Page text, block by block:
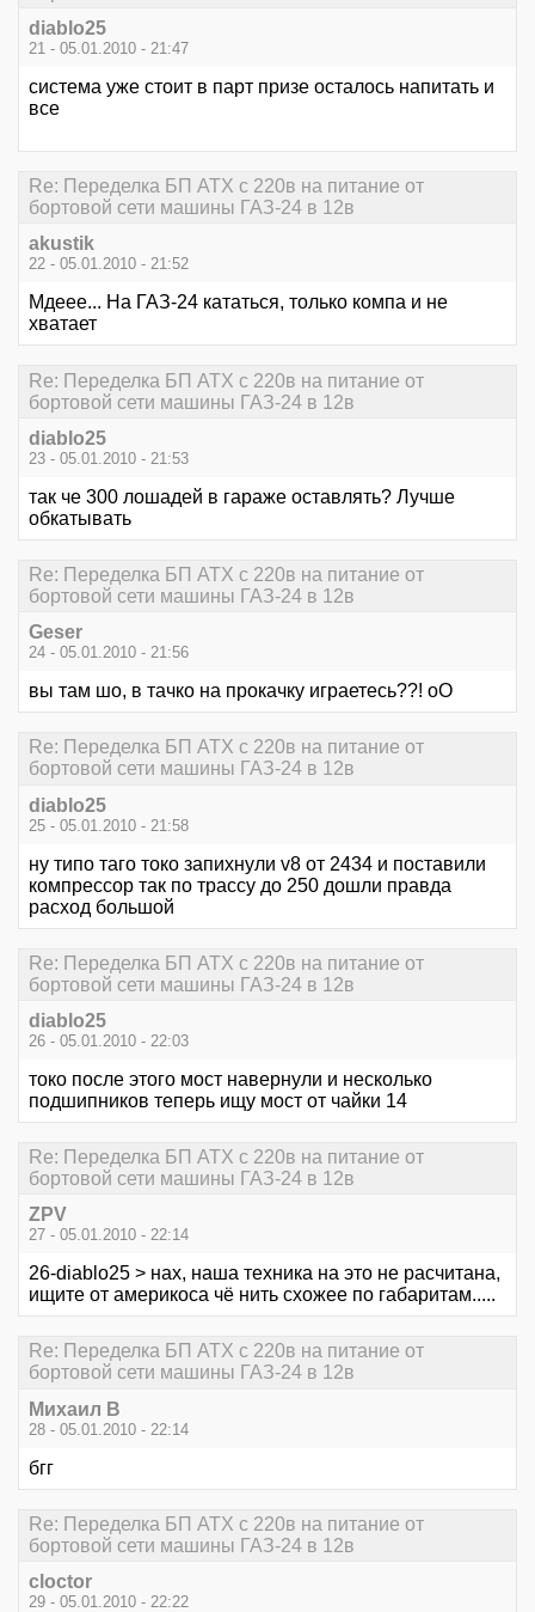
diablo25
21 - 05.01.2010 - 21:47
система уже стоит в парт призе осталось напитать и
все
Re: Переделка БП ATX с 220в на питание от
бортовой сети машины ГАЗ-24 в 12в
akustik
22 - 05.01.2010 - 21:52
Мдеее... На ГАЗ-24 кататься, только компа и не
хватает
Re: Переделка БП ATX с 220в на питание от
бортовой сети машины ГАЗ-24 в 12в
diablo25
23 - 05.01.2010 - 21:53
так че 300 лошадей в гараже оставлять? Лучше
обкатывать
Re: Переделка БП ATX с 220в на питание от
бортовой сети машины ГАЗ-24 в 12в
Geser
24 - 05.01.2010 - 21:56
вы там шо, в тачко на прокачку играетесь??! оО
Re: Переделка БП ATX с 220в на питание от
бортовой сети машины ГАЗ-24 в 12в
diablo25
25 - 05.01.2010 - 21:58
ну типо таго токо запихнули v8 от 2434 и поставили
компрессор так по трассу до 250 дошли правда
расход большой
Re: Переделка БП ATX с 220в на питание от
бортовой сети машины ГАЗ-24 в 12в
diablo25
26 - 05.01.2010 - 22:03
токо после этого мост навернули и несколько
подшипников теперь ищу мост от чайки 14
Re: Переделка БП ATX с 220в на питание от
бортовой сети машины ГАЗ-24 в 12в
ZPV
27 - 05.01.2010 - 22:14
26-diablo25 > нах, наша техника на это не расчитана,
ищите от америкоса чё нить схожее по габаритам.....
Re: Переделка БП ATX с 220в на питание от
бортовой сети машины ГАЗ-24 в 12в
Михаил В
28 - 05.01.2010 - 22:14
бгг
Re: Переделка БП ATX с 220в на питание от
бортовой сети машины ГАЗ-24 в 12в
cloctor
29 - 05.01.2010 - 22:22